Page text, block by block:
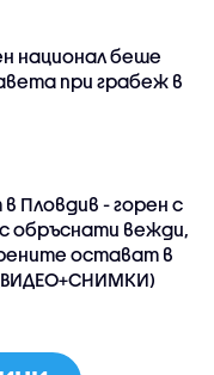
национал беше
при грабеж в
Пловдив - горен с
с обръснати вежди,
остават в